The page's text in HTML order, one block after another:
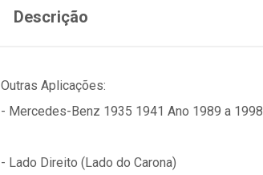
Descrição
Outras Aplicações:
- Mercedes-Benz 1935 1941 Ano 1989 a 1998
- Lado Direito (Lado do Carona)